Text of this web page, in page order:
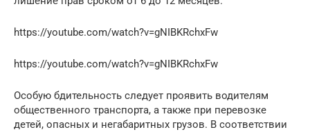
https://youtube.com/watch?v=gNIBKRchxFw
https://youtube.com/watch?v=gNIBKRchxFw
Особую бдительность следует проявить водителям
общественного транспорта, а также при перевозке
детей, опасных и негабаритных грузов. В соответствии